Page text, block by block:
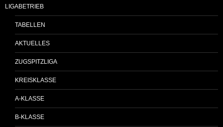
LIGABETRIEB
TABELLEN
AKTUELLES
ZUGSPITZLIGA
KREISKLASSE
A-KLASSE
B-KLASSE